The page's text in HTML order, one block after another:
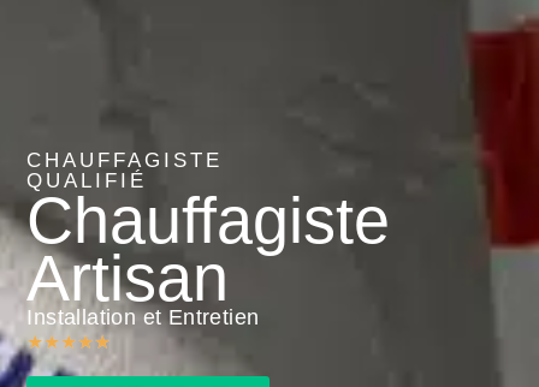
CHAUFFAGISTE
QUALIFIÉ
Chauffagiste
Artisan
Installation et Entretien
★★★★★